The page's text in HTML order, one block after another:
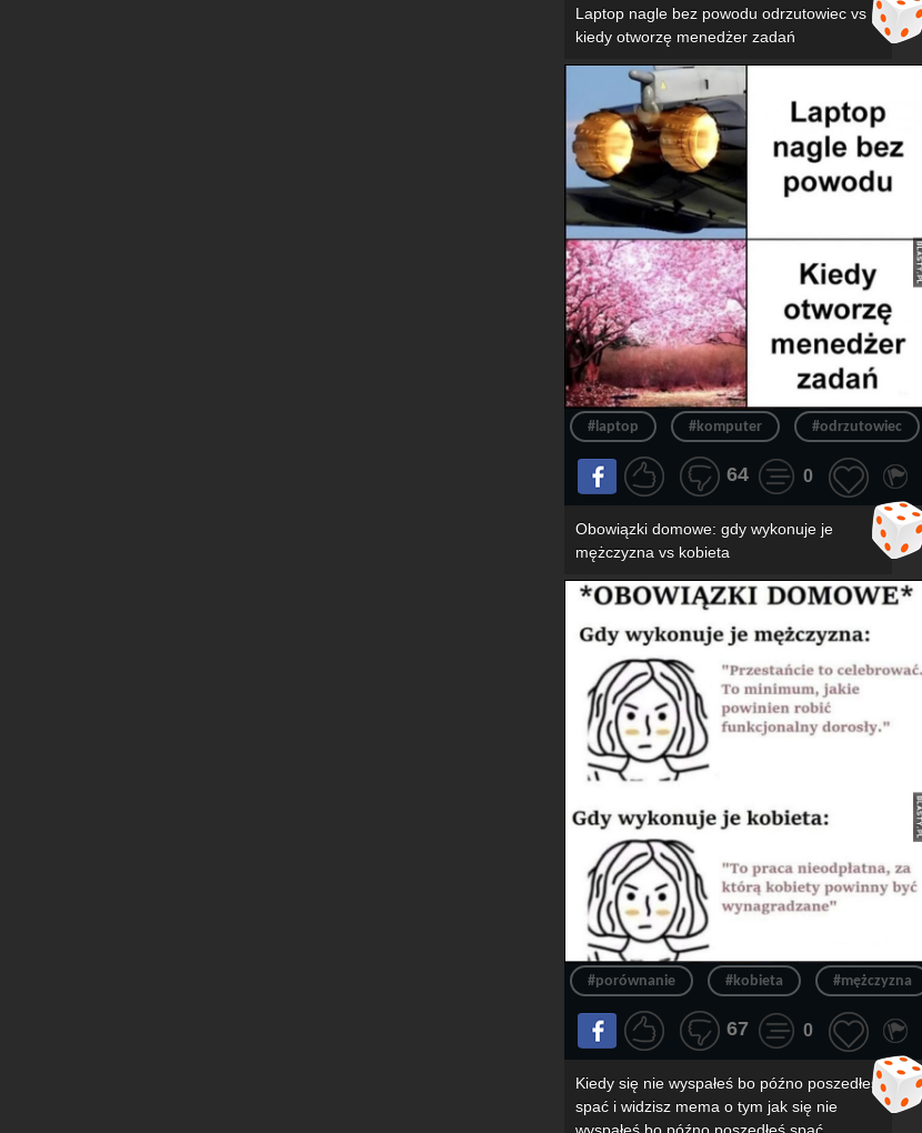
Laptop nagle bez powodu odrzutowiec vs
kiedy otworzę menedżer zadań
#laptop #komputer #odrzutowiec
64 0
Obowiązki domowe: gdy wykonuje je
mężczyzna vs kobieta
#porównanie #kobieta #mężczyzna
67 0
Kiedy się nie wyspałeś bo późno poszedłeś
spać i widzisz mema o tym jak się nie